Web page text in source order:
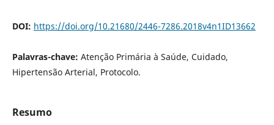
DOI: https://doi.org/10.21680/2446-7286.2018v4n1ID13662
Palavras-chave: Atenção Primária à Saúde, Cuidado,
Hipertensão Arterial, Protocolo.
Resumo